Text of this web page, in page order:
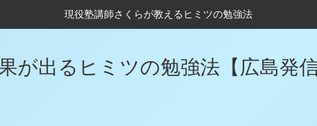
現役塾講師さくらが教えるヒミツの勉強法
が出るヒミツの勉強法【広島発